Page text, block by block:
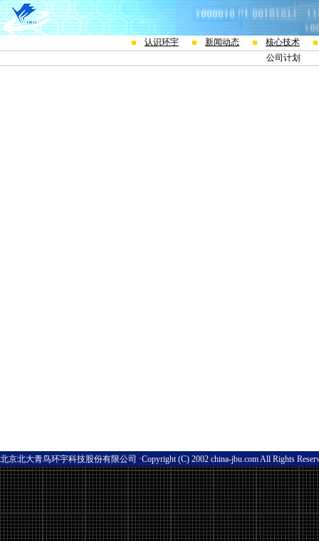
认识环宇 新闻动态
核心技术
公司计划
北京北大青鸟环宇科技股份有限公司 ·Copyright (C) 2002 china-jbu.com All Rights